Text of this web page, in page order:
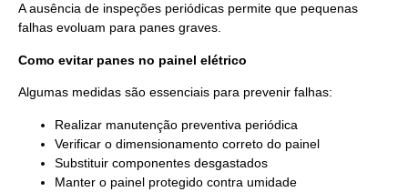
A ausência de inspeções periódicas permite que pequenas
falhas evoluam para panes graves.
Como evitar panes no painel elétrico
Algumas medidas são essenciais para prevenir falhas:
Realizar manutenção preventiva periódica
Verificar o dimensionamento correto do painel
Substituir componentes desgastados
Manter o painel protegido contra umidade